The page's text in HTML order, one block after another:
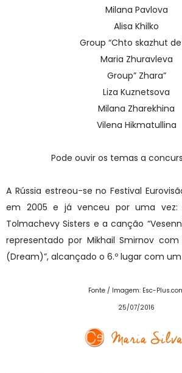
Milana Pavlova
Alisa Khilko
Group “Chto skazhut
Maria Zhuravleva
Group” Zhara”
Liza Kuznetsova
Milana Zharekhina
Vilena Hikmatullina
Pode ouvir os temas a
A Rússia estreou-se no Festival
em 2005 e já venceu por uma
Tolmachevy Sisters e a canção
representado por Mikhail Smirnov
(Dream)”, alcançado o 6.º lugar com
Fonte / Imagem: Esc-
25/07/2016